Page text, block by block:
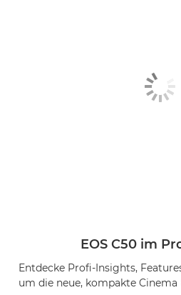
EOS C50 im
Entdecke Profi-Insights,
um die neue, kompakte Cinema